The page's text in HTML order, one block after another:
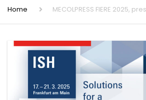
Home MECOLPRESS FIERE 2025,